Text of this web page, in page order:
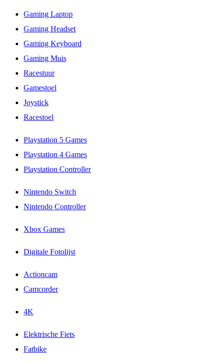
Gaming Laptop
Gaming Headset
Gaming Keyboard
Gaming Muis
Racestuur
Gamestoel
Joystick
Racestoel
Playstation 5 Games
Playstation 4 Games
Playstation Controller
Nintendo Switch
Nintendo Controller
Xbox Games
Digitale Fotolijst
Actioncam
Camcorder
4K
Elektrische Fiets
Fatbike